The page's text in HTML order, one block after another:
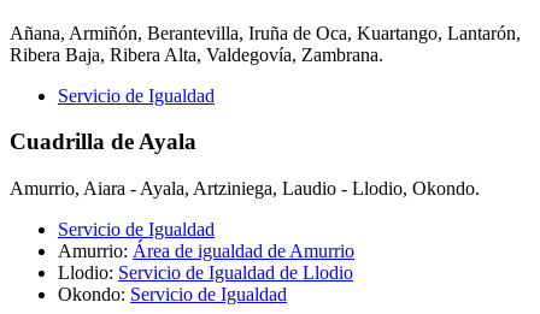
Añana, Armiñón, Berantevilla, Iruña de Oca, Kuartango, Lantarón,
Ribera Baja, Ribera Alta, Valdegovía, Zambrana.
Servicio de Igualdad
Cuadrilla de Ayala
Amurrio, Aiara - Ayala, Artziniega, Laudio - Llodio, Okondo.
Servicio de Igualdad
Amurrio: Área de igualdad de Amurrio
Llodio: Servicio de Igualdad de Llodio
Okondo: Servicio de Igualdad